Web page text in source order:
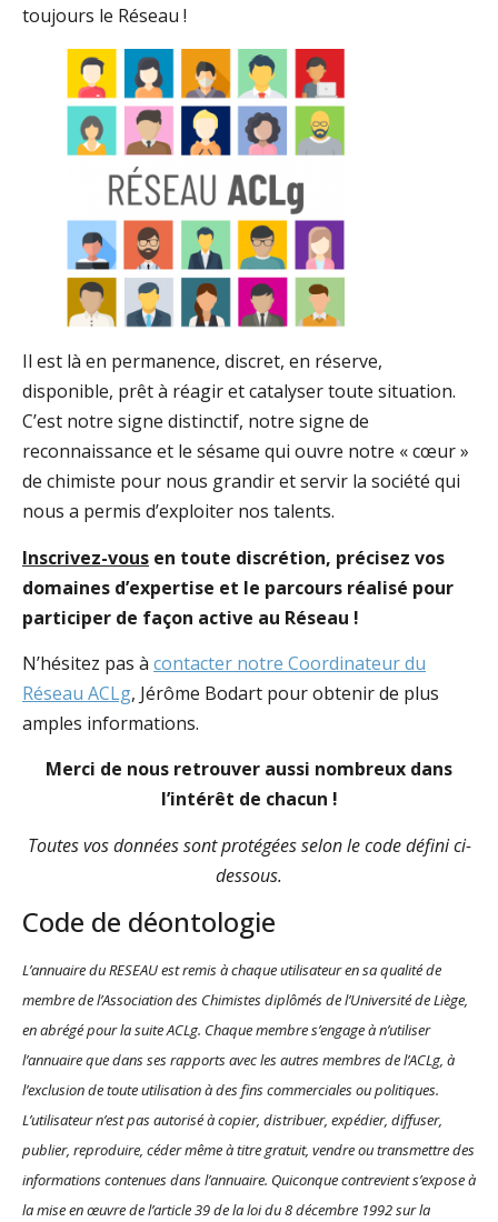
toujours le Réseau !
Il est là en permanence, discret, en réserve,
disponible, prêt à réagir et catalyser toute situation.
C’est notre signe distinctif, notre signe de
reconnaissance et le sésame qui ouvre notre « cœur »
de chimiste pour nous grandir et servir la société qui
nous a permis d’exploiter nos talents.
Inscrivez-vous en toute discrétion, précisez vos
domaines d’expertise et le parcours réalisé pour
participer de façon active au Réseau !
N’hésitez pas à contacter notre Coordinateur du
Réseau ACLg, Jérôme Bodart pour obtenir de plus
amples informations.
Merci de nous retrouver aussi nombreux dans
l’intérêt de chacun !
Toutes vos données sont protégées selon le code défini ci-
dessous.
Code de déontologie
L’annuaire du RESEAU est remis à chaque utilisateur en sa qualité de
membre de l’Association des Chimistes diplômés de l’Université de Liège,
en abrégé pour la suite ACLg. Chaque membre s’engage à n’utiliser
l’annuaire que dans ses rapports avec les autres membres de l’ACLg, à
l’exclusion de toute utilisation à des fins commerciales ou politiques.
L’utilisateur n’est pas autorisé à copier, distribuer, expédier, diffuser,
publier, reproduire, céder même à titre gratuit, vendre ou transmettre des
informations contenues dans l’annuaire. Quiconque contrevient s’expose à
la mise en œuvre de l’article 39 de la loi du 8 décembre 1992 sur la